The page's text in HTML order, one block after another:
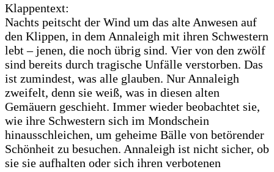
Klappentext:
Nachts peitscht der Wind um das alte Anwesen auf
den Klippen, in dem Annaleigh mit ihren Schwestern
lebt – jenen, die noch übrig sind. Vier von den zwölf
sind bereits durch tragische Unfälle verstorben. Das
ist zumindest, was alle glauben. Nur Annaleigh
zweifelt, denn sie weiß, was in diesen alten
Gemäuern geschieht. Immer wieder beobachtet sie,
wie ihre Schwestern sich im Mondschein
hinausschleichen, um geheime Bälle von betörender
Schönheit zu besuchen. Annaleigh ist nicht sicher, ob
sie sie aufhalten oder sich ihren verbotenen